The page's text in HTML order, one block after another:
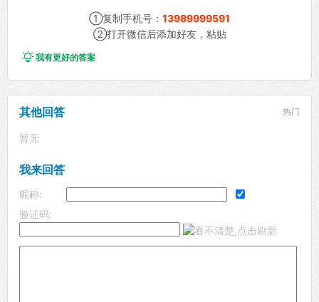
①复制手机号： 13989999591
②打开微信后添加好友，粘贴
我有更好的答案
其他回答 热门
暂无
我来回答
昵称:
验证码: